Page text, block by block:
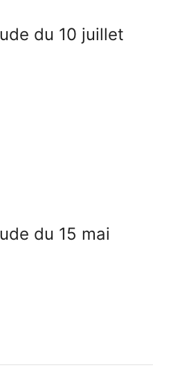
du 10 juillet
du 15 mai